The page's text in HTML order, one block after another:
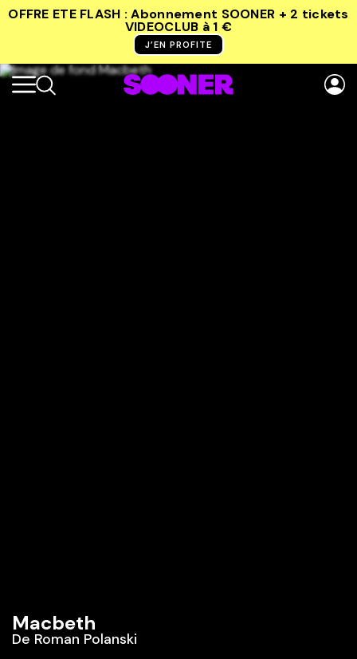
OFFRE ETE FLASH : Abonnement SOONER + 2 tickets
VIDEOCLUB à 1 €
J’EN PROFITE
Macbeth
De Roman Polanski